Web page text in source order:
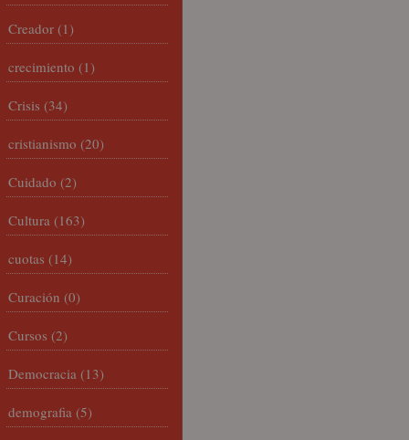
Creador (1)
crecimiento (1)
Crisis (34)
cristianismo (20)
Cuidado (2)
Cultura (163)
cuotas (14)
Curación (0)
Cursos (2)
Democracia (13)
demografia (5)